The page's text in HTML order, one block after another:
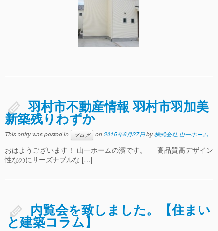
羽村市不動産情報 羽村市羽加美
新築残りわずか
This entry was posted in ブログ on2015年6月27日by株式会社 山一ホーム
おはようございます！ 山一ホームの濱です。 高品質高デザイン
性なのにリーズナブルな […]
内覧会を致しました。【住まい
と建築コラム】